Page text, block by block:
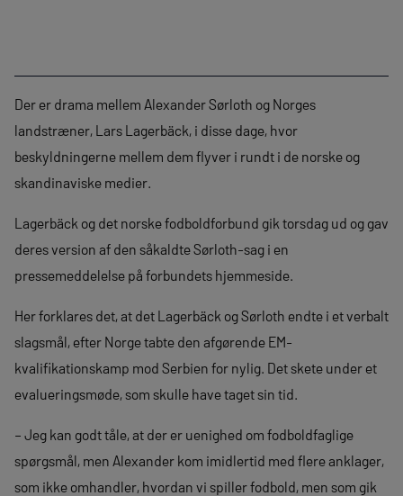
Der er drama mellem Alexander Sørloth og Norges
landstræner, Lars Lagerbäck, i disse dage, hvor
beskyldningerne mellem dem flyver i rundt i de norske og
skandinaviske medier.
Lagerbäck og det norske fodboldforbund gik torsdag ud og gav
deres version af den såkaldte Sørloth-sag i en
pressemeddelelse på forbundets hjemmeside.
Her forklares det, at det Lagerbäck og Sørloth endte i et verbalt
slagsmål, efter Norge tabte den afgørende EM-
kvalifikationskamp mod Serbien for nylig. Det skete under et
evalueringsmøde, som skulle have taget sin tid.
– Jeg kan godt tåle, at der er uenighed om fodboldfaglige
spørgsmål, men Alexander kom imidlertid med flere anklager,
som ikke omhandler, hvordan vi spiller fodbold, men som gik